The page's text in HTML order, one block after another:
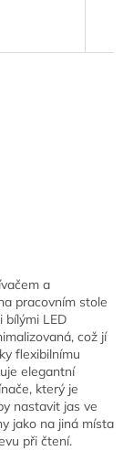
a
pracovním stole
bílými LED
což jí
flexibilnímu
elegantní
který je
nastavit jas ve
jako na jiná místa
při čtení.